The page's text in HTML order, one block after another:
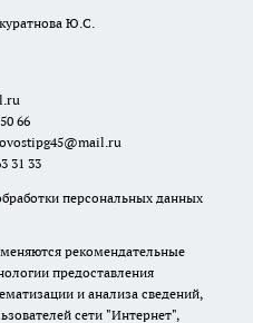
Ю.С.
66
31 33
персональных данных
рекомендательные
предоставления
и анализа сведений,
сети "Интернет",